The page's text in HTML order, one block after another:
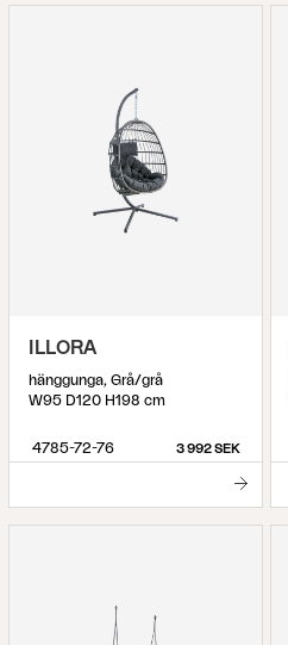
ILLORA
hänggunga, Grå/grå
W95 D120 H198 cm
4785-72-76 3 992 SEK